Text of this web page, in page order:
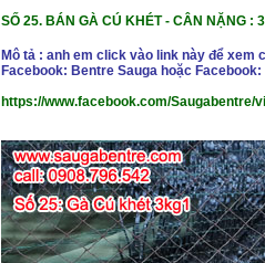
SỐ 25.BÁN GÀ CÚ KHÉT- CÂN NẶNG :
Mô tả : anh em click vào link này để
Facebook: Bentre Sauga hoặc Facebook:
https://www.facebook.com/Saugabentre/